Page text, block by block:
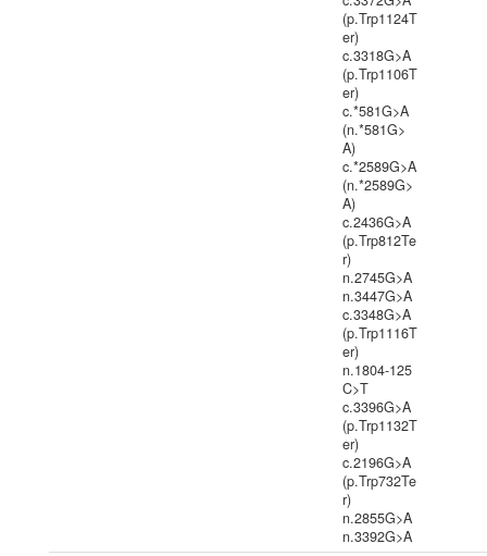
(p.Trp1124T
er)
c.3318G>A
(p.Trp1106T
er)
c.*581G>A
(n.*581G>
A)
c.*2589G>A
(n.*2589G>
A)
c.2436G>A
(p.Trp812Te
r)
n.2745G>A
n.3447G>A
c.3348G>A
(p.Trp1116T
er)
n.1804-125
C>T
c.3396G>A
(p.Trp1132T
er)
c.2196G>A
(p.Trp732Te
r)
n.2855G>A
n.3392G>A